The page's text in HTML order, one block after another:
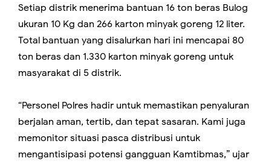
Setiap distrik menerima bantuan 16 ton beras Bulog
ukuran 10 Kg dan 266 karton minyak goreng 12 liter.
Total bantuan yang disalurkan hari ini mencapai 80
ton beras dan 1.330 karton minyak goreng untuk
masyarakat di 5 distrik.
“Personel Polres hadir untuk memastikan penyaluran
berjalan aman, tertib, dan tepat sasaran. Kami juga
memonitor situasi pasca distribusi untuk
mengantisipasi potensi gangguan Kamtibmas,” ujar